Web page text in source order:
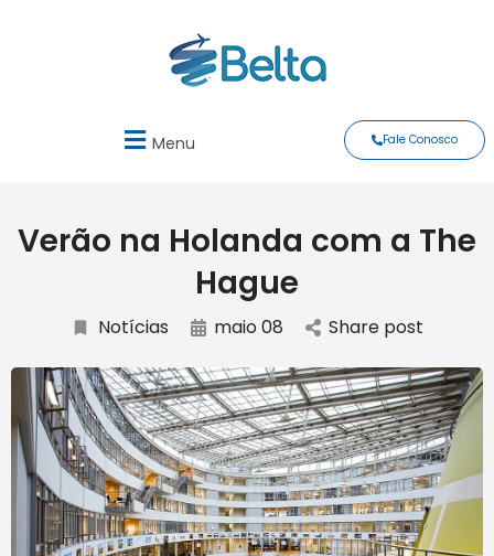
Menu Fale Conosco
Verão na Holanda com a The
Hague
Notícias maio 08 Share post